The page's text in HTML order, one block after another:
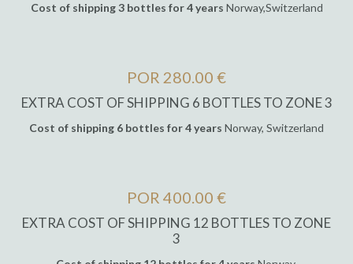
Cost of shipping 3 bottles for 4 years Norway,Switzerland
POR 280.00 €
EXTRA COST OF SHIPPING 6 BOTTLES TO ZONE 3
Cost of shipping 6 bottles for 4 years Norway, Switzerland
POR 400.00 €
EXTRA COST OF SHIPPING 12 BOTTLES TO ZONE
3